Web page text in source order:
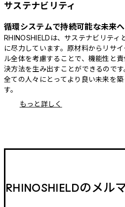
サステナビリティ
循環システムで持続可能な未来へ
RHINOSHIELDは、サステナビリティ
に尽力しています。原材料からリサ
ル全体を考慮することで、機能性と
決方法を生み出すことができるので
全ての人々にとってより良い未来を
す。
もっと詳しく
RHINOSHIELDのメル